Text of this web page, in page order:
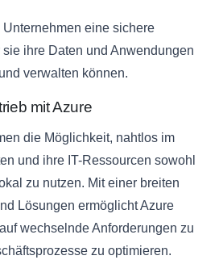
Unternehmen eine sichere
ihre Daten und Anwendungen
verwalten können.
mit Azure
die Möglichkeit, nahtlos im
und ihre IT-Ressourcen sowohl
zu nutzen. Mit einer breiten
Lösungen ermöglicht Azure
wechselnde Anforderungen zu
zu optimieren.